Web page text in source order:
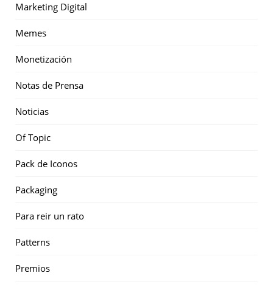
Marketing Digital
Memes
Monetización
Notas de Prensa
Noticias
Of Topic
Pack de Iconos
Packaging
Para reir un rato
Patterns
Premios